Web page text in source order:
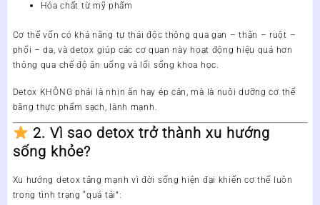
Hóa chất từ mỹ phẩm
Cơ thể vốn có khả năng tự thải độc thông qua gan – thận – ruột –
phổi – da, và detox giúp các cơ quan này hoạt động hiệu quả hơn
thông qua chế độ ăn uống và lối sống khoa học.
Detox KHÔNG phải là nhịn ăn hay ép cân, mà là nuôi dưỡng cơ thể
bằng thực phẩm sạch, lành mạnh .
2. Vì sao detox trở thành xu hướng
sống khỏe?
Xu hướng detox tăng mạnh vì đời sống hiện đại khiến cơ thể luôn
trong tình trạng “quá tải”: